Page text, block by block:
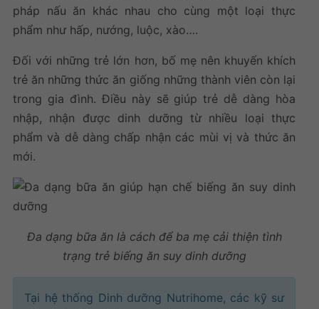
pháp nấu ăn khác nhau cho cùng một loại thực
phẩm như hấp, nướng, luộc, xào….
Đối với những trẻ lớn hơn, bố mẹ nên khuyến khích
trẻ ăn những thức ăn giống những thành viên còn lại
trong gia đình. Điều này sẽ giúp trẻ dễ dàng hòa
nhập, nhận được dinh dưỡng từ nhiều loại thực
phẩm và dễ dàng chấp nhận các mùi vị và thức ăn
mới.
Đa dạng bữa ăn là cách để ba mẹ cải thiện tình
trạng trẻ biếng ăn suy dinh dưỡng
Tại hệ thống Dinh dưỡng Nutrihome, các kỹ sư